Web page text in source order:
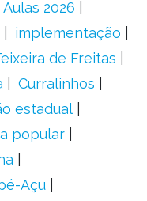
2026
implementação
de Freitas
Curralinhos
estadual
popular
Açu